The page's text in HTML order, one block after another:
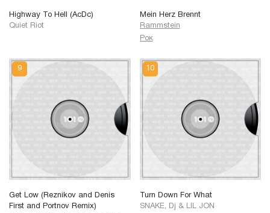
Highway To Hell (AcDc)
Quiet Riot
Mein Herz Brennt
Rammstein
Рок
Get Low (Reznikov and Denis
First and Portnov Remix)
Turn Down For What
SNAKE, Dj & LIL JON